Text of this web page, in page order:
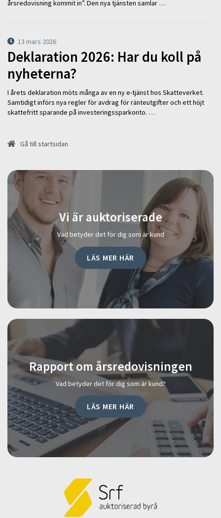
årsredovisning kommit in”. Den nya tjänsten samlar …
13 mars 2026
Deklaration 2026: Har du koll på
nyheterna?
I årets deklaration möts många av en ny e-tjänst hos Skatteverket.
Samtidigt införs nya regler för avdrag för ränteutgifter och ett höjt
skattefritt sparande på investeringssparkonto. …
Gå till startsidan
Vi är auktoriserade
Vad betyder det för dig som är kund
LÄS MER HÄR
Rapport om årsredovisningen
Vad betyder det för dig som är kund?
LÄS MER HÄR